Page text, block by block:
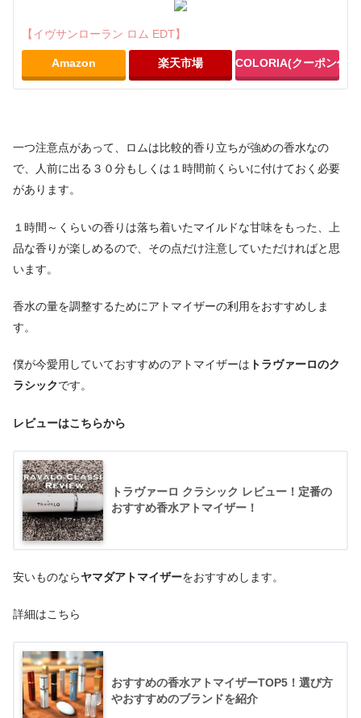
【イヴサンローラン ロム EDT】
Amazon 楽天市場 COLORIA(クーポン付
一つ注意点があって、ロムは比較的香り立ちが強めの香水なの
で、人前に出る３０分もしくは１時間前くらいに付けておく必要
があります。
１時間～くらいの香りは落ち着いたマイルドな甘味をもった、上
品な香りが楽しめるので、その点だけ注意していただければと思
います。
香水の量を調整するためにアトマイザーの利用をおすすめしま
す。
僕が今愛用していておすすめのアトマイザーは トラヴァーロのク
ラシック です。
レビューはこちらから
トラヴァーロ クラシック レビュー！定番の
おすすめ香水アトマイザー！
安いものなら ヤマダアトマイザーをおすすめします。
詳細はこちら
おすすめの香水アトマイザーTOP5！選び方
やおすすめのブランドを紹介